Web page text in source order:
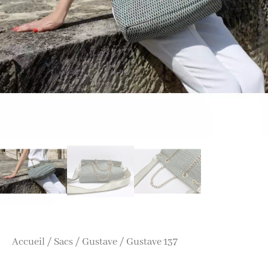
Accueil / Sacs / Gustave / Gustave 137